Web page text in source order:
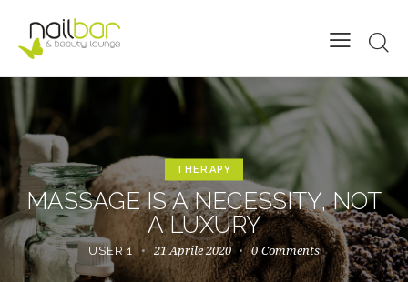
THERAPY
MASSAGE IS A NECESSITY, NOT
A LUXURY
USER 1 21 Aprile 2020 0 Comments